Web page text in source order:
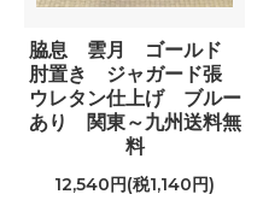
脇息 雲月 ゴールド
肘置き ジャガード張
ウレタン仕上げ ブルー
あり 関東～九州送料無
料
12,540円(税1,140円)